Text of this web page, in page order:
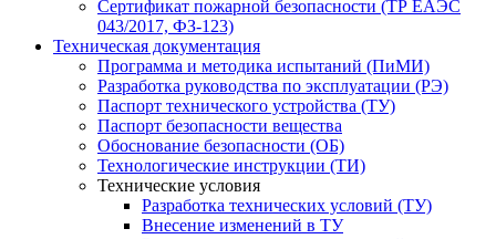
Сертификат пожарной безопасности (ТР ЕАЭС
043/2017, ФЗ-123)
Техническая документация
Программа и методика испытаний (ПиМИ)
Разработка руководства по эксплуатации (РЭ)
Паспорт технического устройства (ТУ)
Паспорт безопасности вещества
Обоснование безопасности (ОБ)
Технологические инструкции (ТИ)
Технические условия
Разработка технических условий (ТУ)
Внесение изменений в ТУ